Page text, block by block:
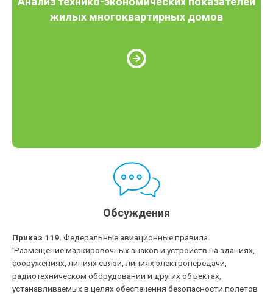
жилых многоквартирных домов
Обсуждения
Приказ 119. Федеральные авиационные правила
'Размещение маркировочных знаков и устройств на зданиях,
сооружениях, линиях связи, линиях электропередачи,
радиотехническом оборудовании и других объектах,
устанавливаемых в целях обеспечения безопасности полетов